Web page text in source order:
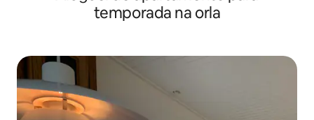
temporada na orla